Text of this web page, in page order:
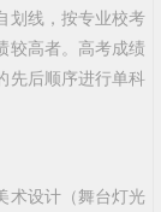
划线，按专业校考
较高者。高考成绩
先后顺序进行单科
术设计（舞台灯光